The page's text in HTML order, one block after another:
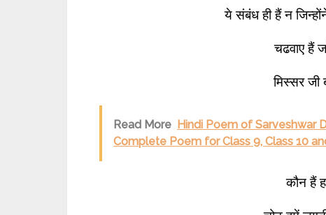
ये संबंध ही हैं न
चढवाए हैं
मिस्सर जी
Read More Hindi Poem of Sarveshwar
Complete Poem for Class 9, Class 10
कौन हैं